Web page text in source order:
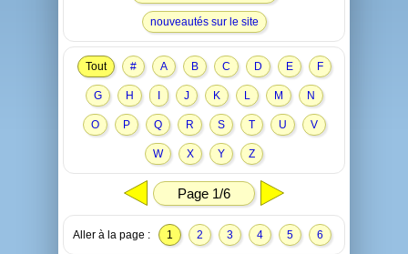
nouveautés sur le site
Tout # A B C D E F
G H J K L M N
O P Q R S T U V
W X Y Z
Page 1/6
Aller à la page : 1 2 3 4 5 6